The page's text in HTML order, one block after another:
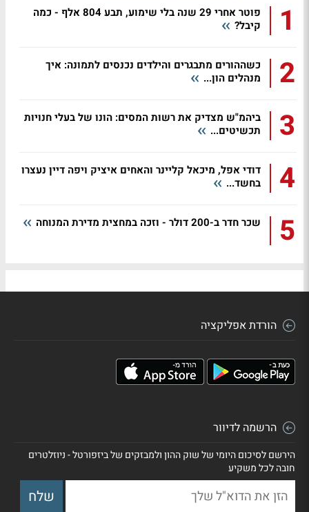
1
פוטר אחרי 29 שנה בלי שימוע, תבע 804 אלף - כמה
קיבל?
2
כשההורים מתבגרים והילדים נכנסים לתמונה: איך
מנהלים הון...
3
ביהמ"ש מצדיק את רשות המסים: הונו של בעלי חנויות
תכשיטים...
4
דודי אפל, מיכאל קליינר והאחים איציק ויפה דיין נעצרו
בחשד...
5 שכר חדר ב-200 דולר - וזכה במחצית מדירת המנוחה
הורדת אפליקציה
הרשמה לדיוור
הירשם לסיכום היומי של שוק ההון ולמבזקים של ביזפורטל - ניוזלטרים
חובה לכל משקיע